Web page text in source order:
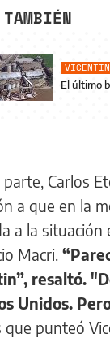
VICENTÍN
El último
Carlos
a que en la
a la
Macri.
resaltó.
Unidos.
que punteó